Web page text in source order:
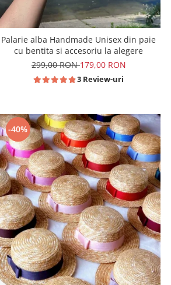
Palarie alba Handmade Unisex din paie
cu bentita si accesoriu la alegere
299,00 RON179,00 RON
3 Review-uri
-40%